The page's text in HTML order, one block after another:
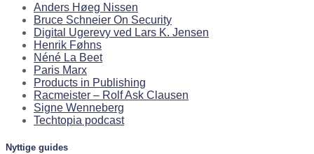
Anders Høeg Nissen
Bruce Schneier On Security
Digital Ugerevy ved Lars K. Jensen
Henrik Føhns
Néné La Beet
Paris Marx
Products in Publishing
Racmeister – Rolf Ask Clausen
Signe Wenneberg
Techtopia podcast
Nyttige guides